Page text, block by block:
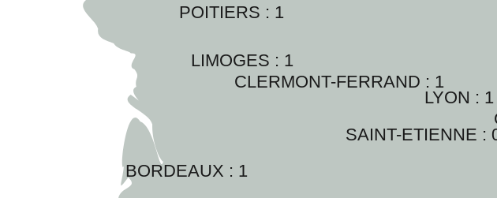
BORDEAUX : 1
CLERMONT-FERRAND : 1
LIMOGES : 1
LYON : 1
POITIERS : 1
SAINT-ETIENNE :